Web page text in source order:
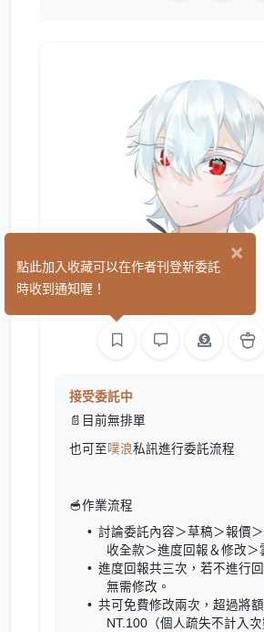
荒言
接受委託中
📄目前無排單
也可至噗浪私訊進行委託流程
🥣作業流程
討論委託內容＞草稿＞報價
收全款＞進度回報＆修改＞
進度回報共三次，若不進行
無需修改。
共可免費修改兩次，超過將
NT.100（個人疏失不計入次
×
點此加入收藏可以在作者刊登新委託
時收到通知喔！